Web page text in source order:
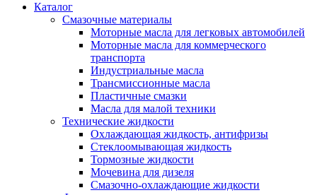
Каталог
Смазочные материалы
Моторные масла для легковых автомобилей
Моторные масла для коммерческого
транспорта
Индустриальные масла
Трансмиссионные масла
Пластичные смазки
Масла для малой техники
Технические жидкости
Охлаждающая жидкость, антифризы
Стеклоомывающая жидкость
Тормозные жидкости
Мочевина для дизеля
Смазочно-охлаждающие жидкости